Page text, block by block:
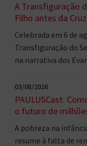
A Transfiguração
Filho antes da Cruz
Celebrada em 6 de
Transfiguração do
na narrativa dos
03/08/2026
PAULUSCast:
o futuro de
A pobreza na
resume à falta de